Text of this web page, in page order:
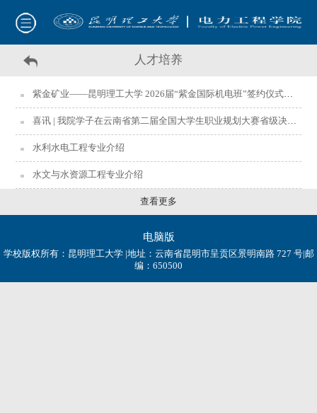
人才培养
紫金矿业——昆明理工大学 2026届“紫金国际机电班”签约仪式暨开班仪式圆满结束​
喜讯 | 我院学子在云南省第二届全国大学生职业规划大赛省级决赛中荣获佳绩
水利水电工程专业介绍
水文与水资源工程专业介绍
查看更多
电脑版
学校版权所有：昆明理工大学 |地址：云南省昆明市呈贡区景明南路 727 号|邮
编：650500